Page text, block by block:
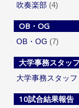
吹奏楽部 (4)
OB・OG
OB・OG (7)
大学事務スタッフ
大学事務スタッフ
10試合結果報告